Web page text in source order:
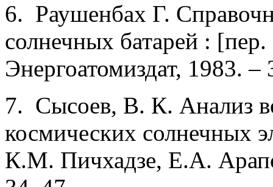
6. Раушенбах Г.
солнечных батарей :
Энергоатомиздат, 1983. –
7. Сысоев, В. К. Анализ
космических солнечных
К.М. Пичхадзе, Е.А.